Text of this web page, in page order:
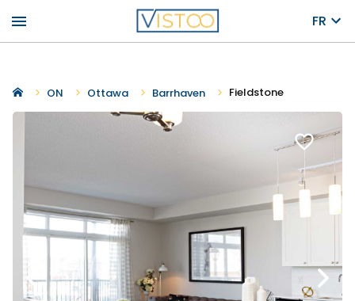
menu FR
ON Ottawa Barrhaven Fieldstone
favorite_border